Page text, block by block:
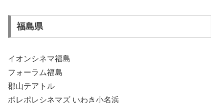
福島県
イオンシネマ福島
フォーラム福島
郡山テアトル
ポレポレシネマズ いわき小名浜